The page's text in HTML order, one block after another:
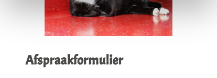
Afspraakformulier